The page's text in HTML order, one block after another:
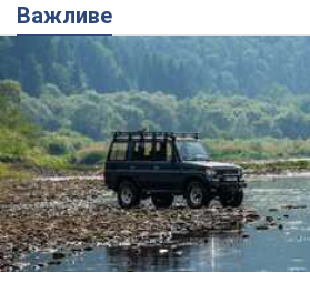
Важливе